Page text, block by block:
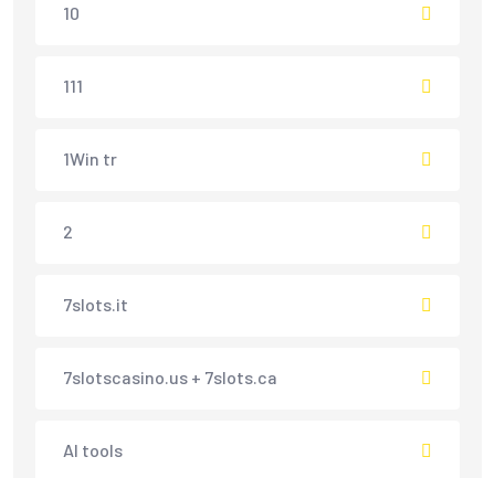
10
111
1Win tr
2
7slots.it
7slotscasino.us + 7slots.ca
AI tools